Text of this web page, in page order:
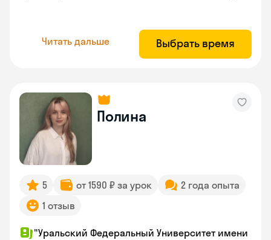
Читать дальше Выбрать время
Полина
5 от 1590 ₽ за урок
2 года опыта
1 отзыв
"Уральский Федеральный Университет имени